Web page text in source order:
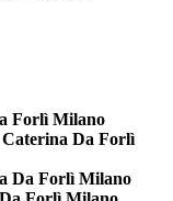
Forlì Milano
Caterina Da Forlì
Da Forlì Milano